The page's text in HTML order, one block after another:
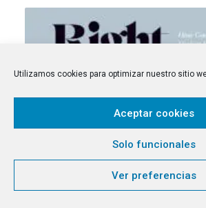
Utilizamos cookies para optimizar nuestro sitio
Aceptar cookies
Solo funcionales
Ver preferencias